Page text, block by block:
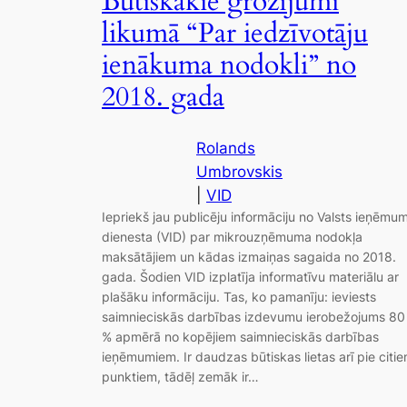
likumā “Par iedzīvotāju
ienākuma nodokli” no
2018. gada
Rolands
Umbrovskis
VID
Iepriekš jau publicēju informāciju no Valsts
dienesta (VID) par mikrouzņēmuma nodokļa
maksātājiem un kādas izmaiņas sagaida no 2018.
gada. Šodien VID izplatīja informatīvu materiālu ar
plašāku informāciju. Tas, ko pamanīju: ieviests
saimnieciskās darbības izdevumu ierobežojums 80
% apmērā no kopējiem saimnieciskās darbības
ieņēmumiem. Ir daudzas būtiskas lietas arī pie
punktiem, tādēļ zemāk ir…